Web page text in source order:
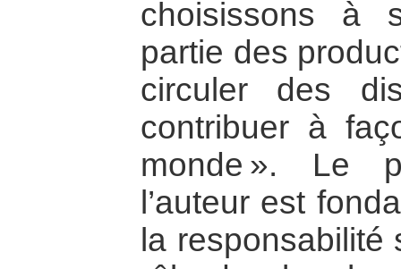
choisissons à
partie des
circuler des
contribuer à
monde ». Le
l’auteur est
la